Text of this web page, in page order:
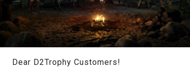
Dear D2Trophy Customers!